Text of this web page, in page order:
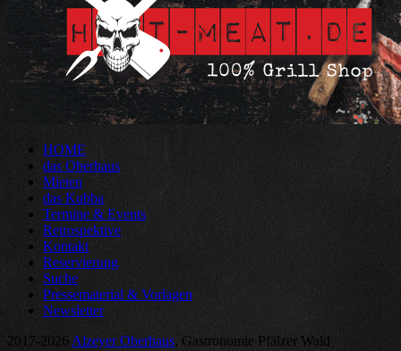
HOME
das Oberhaus
Mieten
das Kubba
Termine & Events
Retrospektive
Kontakt
Reservierung
Suche
Pressematerial & Vorlagen
Newsletter
2017-2026 Alzeyer Oberhaus, Gastronomie Pfälzer Wald